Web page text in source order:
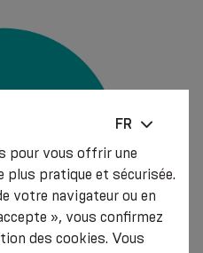
FR
pour vous offrir une
plus pratique et sécurisée.
votre navigateur ou en
», vous confirmez
des cookies. Vous